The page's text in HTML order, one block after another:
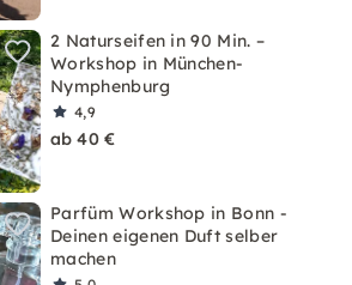
2 Naturseifen in 90 Min. –
Workshop in München-
Nymphenburg
4,9
ab 40 €
Parfüm Workshop in Bonn -
Deinen eigenen Duft selber
machen